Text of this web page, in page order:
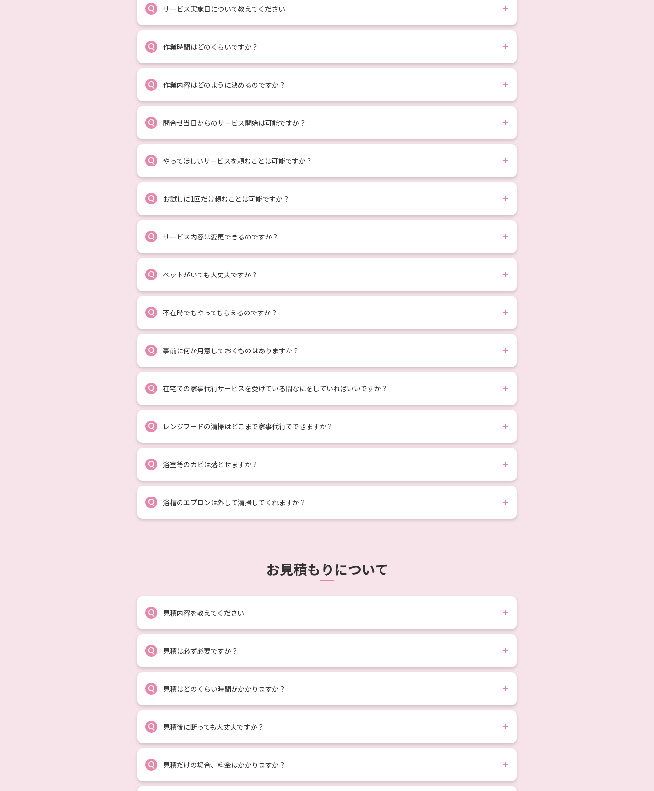
Q サービス実施日について教えてください
Q 作業時間はどのくらいですか？
Q 作業内容はどのように決めるのですか？
Q 問合せ当日からのサービス開始は可能ですか？
Q やってほしいサービスを頼むことは可能ですか？
Q お試しに1回だけ頼むことは可能ですか？
Q サービス内容は変更できるのですか？
Q ペットがいても大丈夫ですか？
Q 不在時でもやってもらえるのですか？
Q 事前に何か用意しておくものはありますか？
Q 在宅での家事代行サービスを受けている間なにをしていればいいですか？
Q レンジフードの清掃はどこまで家事代行でできますか？
Q 浴室等のカビは落とせますか？
Q 浴槽のエプロンは外して清掃してくれますか？
お見積もりについて
Q 見積内容を教えてください
Q 見積は必ず必要ですか？
Q 見積はどのくらい時間がかかりますか？
Q 見積後に断っても大丈夫ですか？
Q 見積だけの場合、料金はかかりますか？